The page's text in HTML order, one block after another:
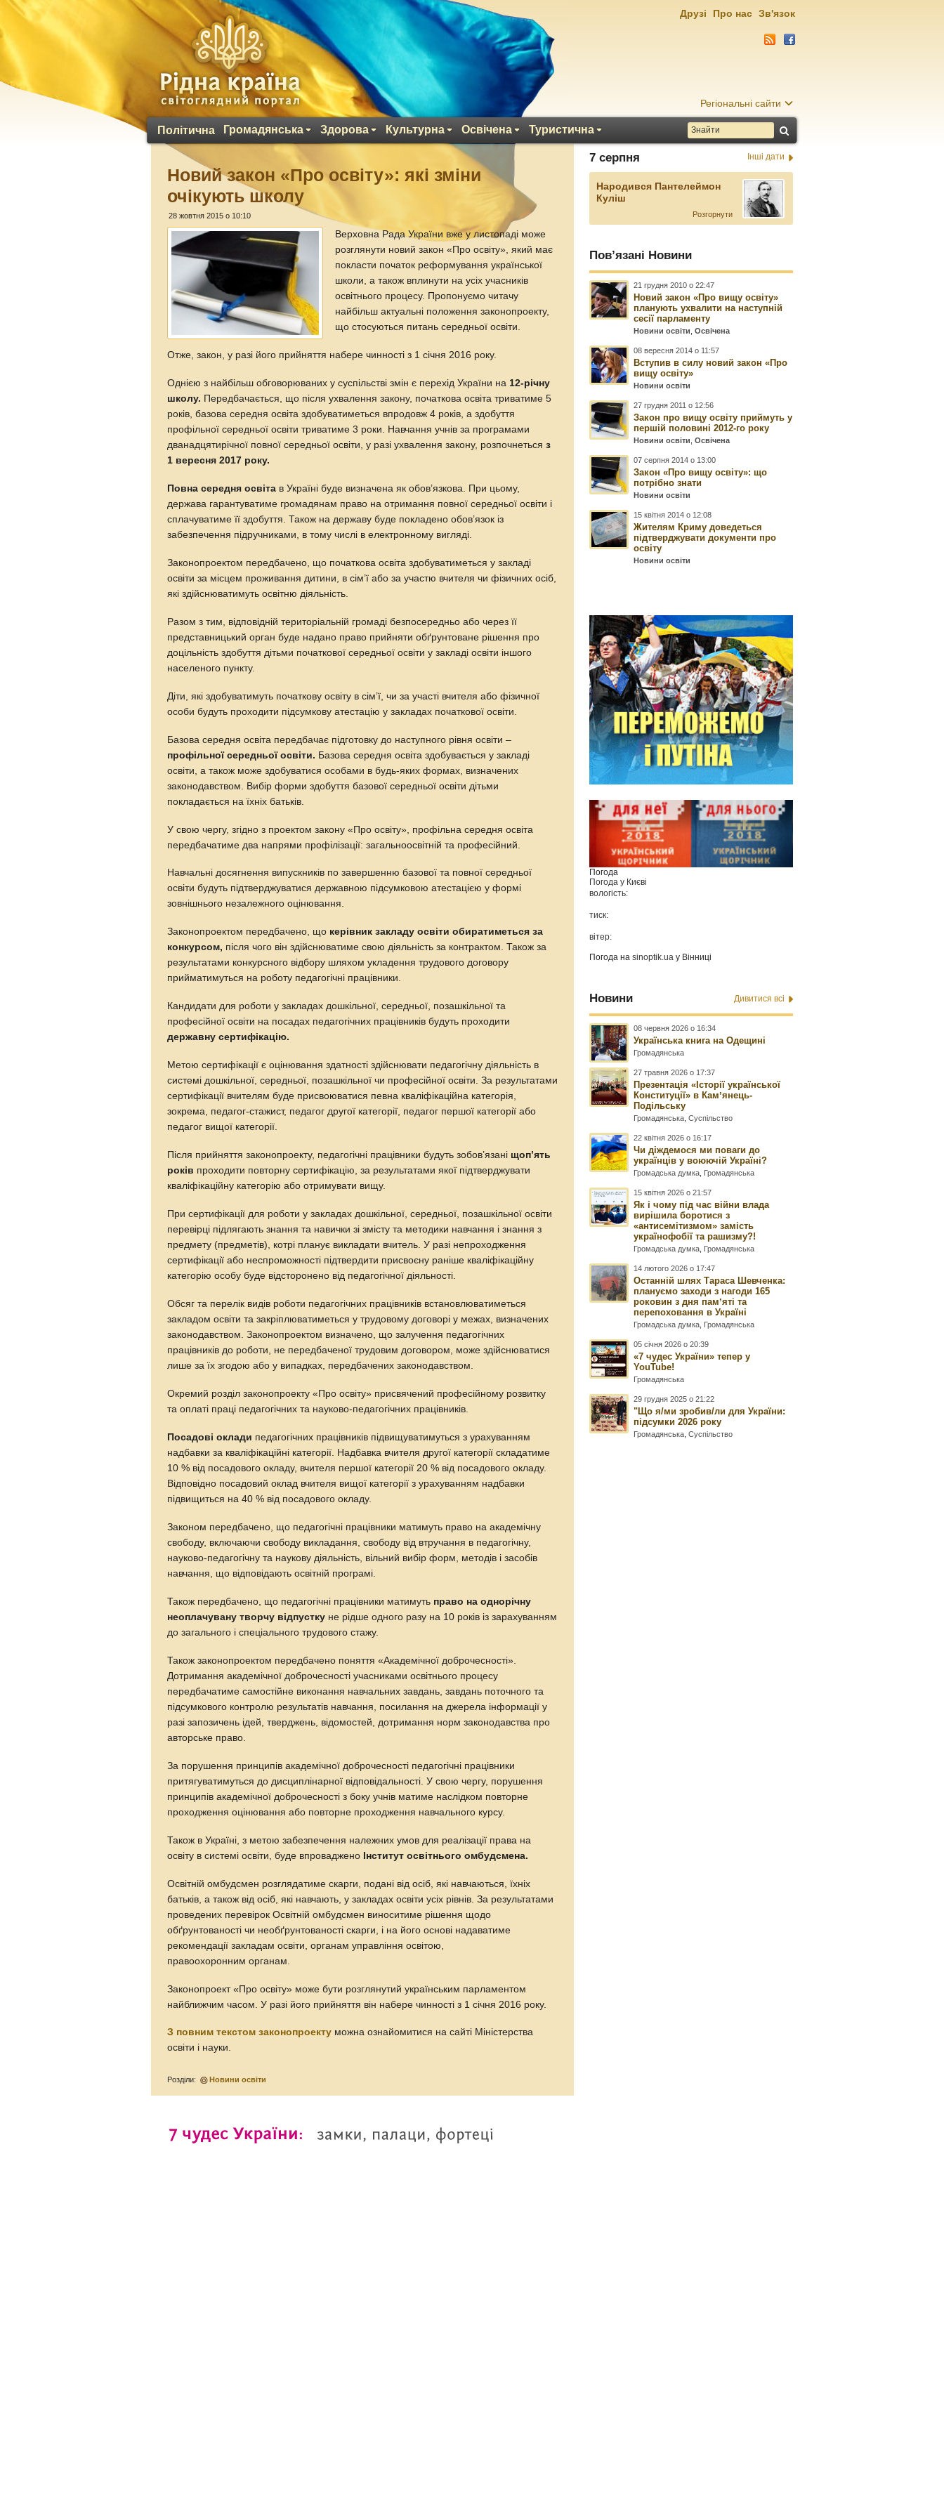
Регіональні сайти
Політична Громадянська Здорова Культурна Освічена Туристична
Друзі Про нас Зв'язок
Новий закон «Про освіту»: які зміни
очікують школу
28 жовтня 2015 о 10:10
Верховна Рада України вже у листопаді може
розглянути новий закон «Про освіту», який має
покласти початок реформування української
школи, а також вплинути на усіх учасників
освітнього процесу. Пропонуємо читачу
найбільш актуальні положення законопроекту,
що стосуються питань середньої освіти.
Отже, закон, у разі його прийняття набере чинності з 1 січня 2016 року.
Однією з найбільш обговорюваних у суспільстві змін є перехід України на 12-річну
школу. Передбачається, що після ухвалення закону, початкова освіта триватиме 5
років, базова середня освіта здобуватиметься впродовж 4 років, а здобуття
профільної середньої освіти триватиме 3 роки. Навчання учнів за програмами
дванадцятирічної повної середньої освіти, у разі ухвалення закону, розпочнетьсяз
1 вересня 2017 року.
Повна середня освіта в Україні буде визначена як обов’язкова. При цьому,
держава гарантуватиме громадянам право на отримання повної середньої освіти і
сплачуватиме її здобуття. Також на державу буде покладено обов’язок із
забезпечення підручниками, в тому числі в електронному вигляді.
Законопроектом передбачено, що початкова освіта здобуватиметься у закладі
освіти за місцем проживання дитини, в сім’ї або за участю вчителя чи фізичних осіб,
які здійснюватимуть освітню діяльність.
Разом з тим, відповідній територіальній громаді безпосередньо або через її
представницький орган буде надано право прийняти обґрунтоване рішення про
доцільність здобуття дітьми початкової середньої освіти у закладі освіти іншого
населеного пункту.
Діти, які здобуватимуть початкову освіту в сім’ї, чи за участі вчителя або фізичної
особи будуть проходити підсумкову атестацію у закладах початкової освіти.
Базова середня освіта передбачає підготовку до наступного рівня освіти –
профільної середньої освіти. Базова середня освіта здобувається у закладі
освіти, а також може здобуватися особами в будь-яких формах, визначених
законодавством. Вибір форми здобуття базової середньої освіти дітьми
покладається на їхніх батьків.
У свою чергу, згідно з проектом закону «Про освіту», профільна середня освіта
передбачатиме два напрями профілізації: загальноосвітній та професійний.
Навчальні досягнення випускників по завершенню базової та повної середньої
освіти будуть підтверджуватися державною підсумковою атестацією у формі
зовнішнього незалежного оцінювання.
Законопроектом передбачено, що керівник закладу освіти обиратиметься за
конкурсом, після чого він здійснюватиме свою діяльність за контрактом. Також за
результатами конкурсного відбору шляхом укладення трудового договору
прийматимуться на роботу педагогічні працівники.
Кандидати для роботи у закладах дошкільної, середньої, позашкільної та
професійної освіти на посадах педагогічних працівників будуть проходити
державну сертифікацію.
Метою сертифікації є оцінювання здатності здійснювати педагогічну діяльність в
системі дошкільної, середньої, позашкільної чи професійної освіти. За результатами
сертифікації вчителям буде присвоюватися певна кваліфікаційна категорія,
зокрема, педагог-стажист, педагог другої категорії, педагог першої категорії або
педагог вищої категорії.
Після прийняття законопроекту, педагогічні працівники будуть зобов’язані щоп’ять
років проходити повторну сертифікацію, за результатами якої підтверджувати
кваліфікаційну категорію або отримувати вищу.
При сертифікації для роботи у закладах дошкільної, середньої, позашкільної освіти
перевірці підлягають знання та навички зі змісту та методики навчання і знання з
предмету (предметів), котрі планує викладати вчитель. У разі непроходження
сертифікації або неспроможності підтвердити присвоєну раніше кваліфікаційну
категорію особу буде відсторонено від педагогічної діяльності.
Обсяг та перелік видів роботи педагогічних працівників встановлюватиметься
закладом освіти та закріплюватиметься у трудовому договорі у межах, визначених
законодавством. Законопроектом визначено, що залучення педагогічних
працівників до роботи, не передбаченої трудовим договором, може здійснюватися
лише за їх згодою або у випадках, передбачених законодавством.
Окремий розділ законопроекту «Про освіту» присвячений професійному розвитку
та оплаті праці педагогічних та науково-педагогічних працівників.
Посадові оклади педагогічних працівників підвищуватимуться з урахуванням
надбавки за кваліфікаційні категорії. Надбавка вчителя другої категорії складатиме
10 % від посадового окладу, вчителя першої категорії 20 % від посадового окладу.
Відповідно посадовий оклад вчителя вищої категорії з урахуванням надбавки
підвищиться на 40 % від посадового окладу.
Законом передбачено, що педагогічні працівники матимуть право на академічну
свободу, включаючи свободу викладання, свободу від втручання в педагогічну,
науково-педагогічну та наукову діяльність, вільний вибір форм, методів і засобів
навчання, що відповідають освітній програмі.
Також передбачено, що педагогічні працівники матимуть право на однорічну
неоплачувану творчу відпустку не рідше одного разу на 10 років із зарахуванням
до загального і спеціального трудового стажу.
Також законопроектом передбачено поняття «Академічної доброчесності».
Дотримання академічної доброчесності учасниками освітнього процесу
передбачатиме самостійне виконання навчальних завдань, завдань поточного та
підсумкового контролю результатів навчання, посилання на джерела інформації у
разі запозичень ідей, тверджень, відомостей, дотримання норм законодавства про
авторське право.
За порушення принципів академічної доброчесності педагогічні працівники
притягуватимуться до дисциплінарної відповідальності. У свою чергу, порушення
принципів академічної доброчесності з боку учнів матиме наслідком повторне
проходження оцінювання або повторне проходження навчального курсу.
Також в Україні, з метою забезпечення належних умов для реалізації права на
освіту в системі освіти, буде впроваджено Інститут освітнього омбудсмена.
Освітній омбудсмен розглядатиме скарги, подані від осіб, які навчаються, їхніх
батьків, а також від осіб, які навчають, у закладах освіти усіх рівнів. За результатами
проведених перевірок Освітній омбудсмен виноситиме рішення щодо
обґрунтованості чи необґрунтованості скарги, і на його основі надаватиме
рекомендації закладам освіти, органам управління освітою,
правоохоронним органам.
Законопроект «Про освіту» може бути розглянутий українським парламентом
найближчим часом. У разі його прийняття він набере чинності з 1 січня 2016 року.
З повним текстом законопроекту можна ознайомитися на сайті Міністерства
освіти і науки.
Розділи: Новини освіти
7 серпня Інші дати
Народився Пантелеймон
Куліш
Розгорнути
Пов’язані Новини
21 грудня 2010 о 22:47
Новий закон «Про вищу освіту»
планують ухвалити на наступній
сесії парламенту
Новини освіти ,Освічена
08 вересня 2014 о 11:57
Вступив в силу новий закон «Про
вищу освіту»
Новини освіти
27 грудня 2011 о 12:56
Закон про вищу освіту приймуть у
першій половині 2012-го року
Новини освіти ,Освічена
07 серпня 2014 о 13:00
Закон «Про вищу освіту»: що
потрібно знати
Новини освіти
15 квітня 2014 о 12:08
Жителям Криму доведеться
підтверджувати документи про
освіту
Новини освіти
Погода
Погода у Києві
вологість:
тиск:
вітер:
Погода наsinoptik.ua у Вінниці
Новини Дивитися всі
08 червня 2026 о 16:34
Українська книга на Одещині
Громадянська
27 травня 2026 о 17:37
Презентація «Історії української
Конституції» в Камʼянець-
Подільську
Громадянська ,Суспільство
22 квітня 2026 о 16:17
Чи діждемося ми поваги до
українців у воюючій Україні?
Громадська думка Громадянська
15 квітня 2026 о 21:57
Як і чому під час війни влада
вирішила боротися з
«антисемітизмом» замість
українофобії та рашизму?!
Громадська думка Громадянська
14 лютого 2026 о 17:47
Останній шлях Тараса Шевченка:
плануємо заходи з нагоди 165
роковин з дня памʼяті та
перепоховання в Україні
Громадська думка Громадянська
05 січня 2026 о 20:39
«7 чудес України» тепер у
YouTube!
Громадянська
29 грудня 2025 о 21:22
"Що я/ми зробив/ли для України:
підсумки 2026 року
Громадянська ,Суспільство